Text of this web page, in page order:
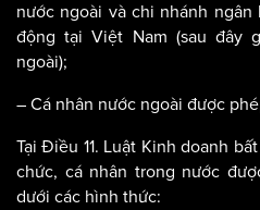
nước ngoài và chi nhánh
động tại Việt Nam (sau đây
ngoài);
– Cá nhân nước ngoài được
Tại Điều 11. Luật Kinh doanh
chức, cá nhân trong nước
dưới các hình thức: